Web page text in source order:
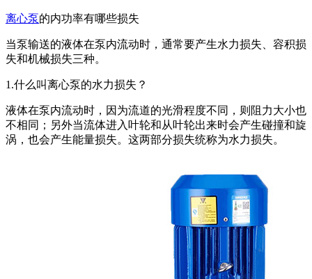
离心泵的内功率有哪些损失
当泵输送的液体在泵内流动时，通常要产生水力损失、容积损
失和机械损失三种。
1.什么叫离心泵的水力损失？
液体在泵内流动时，因为流道的光滑程度不同，则阻力大小也
不相同；另外当流体进入叶轮和从叶轮出来时会产生碰撞和旋
涡，也会产生能量损失。这两部分损失统称为水力损失。